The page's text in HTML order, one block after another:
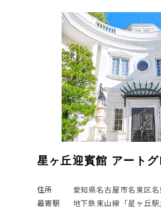
青山 セントグレース大
住所
東京都港区北青山3-14-8
最寄駅
銀座線・千代田線・半蔵
横浜 アートグレイス
住所
神奈川県横浜市神奈川
アートグレイスウエデ
住所
埼玉県さいたま市北区
アートグレイス ウエデ
住所
千葉県浦安市明海5-8-2
アートグレイス ウエデ
住所
大阪市住之江区南港北2-
京都アートグレイス ウ
住所
京都市左京区吉田河原
アートグレイス フォレ
住所
宮城県仙台市太白区八木
最寄駅
JR「仙台駅」より無料
星ヶ丘迎賓館 アート
住所
愛知県名古屋市名東区
最寄駅
地下鉄東山線「星ヶ